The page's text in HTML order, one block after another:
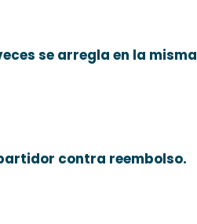
se arregla en la misma
contra reembolso.